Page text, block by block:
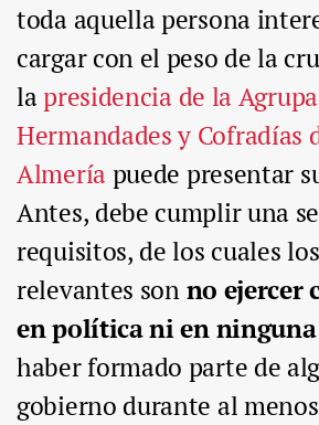
toda aquella persona
cargar con el peso de la
lapresidencia de la
Hermandades y Cofradías
Almería puede presentar
Antes, debe cumplir una
requisitos, de los cuales
relevantes sonno ejercer
en política ni en
haber formado parte de
gobierno durante al